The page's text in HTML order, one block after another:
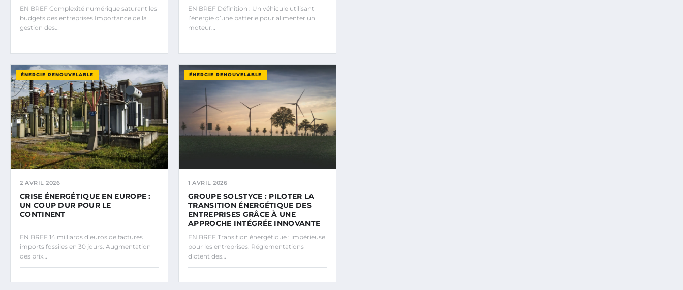
EN BREF Complexité numérique saturant les
budgets des entreprises Importance de la
gestion des…
EN BREF Définition : Un véhicule utilisant
l’énergie d’une batterie pour alimenter un
moteur…
ÉNERGIE RENOUVELABLE
2 AVRIL 2026
CRISE ÉNERGÉTIQUE EN EUROPE :
UN COUP DUR POUR LE
CONTINENT
EN BREF 14 milliards d’euros de factures
imports fossiles en 30 jours. Augmentation
des prix…
ÉNERGIE RENOUVELABLE
1 AVRIL 2026
GROUPE SOLSTYCE : PILOTER LA
TRANSITION ÉNERGÉTIQUE DES
ENTREPRISES GRÂCE À UNE
APPROCHE INTÉGRÉE INNOVANTE
EN BREF Transition énergétique : impérieuse
pour les entreprises. Réglementations
dictent des…